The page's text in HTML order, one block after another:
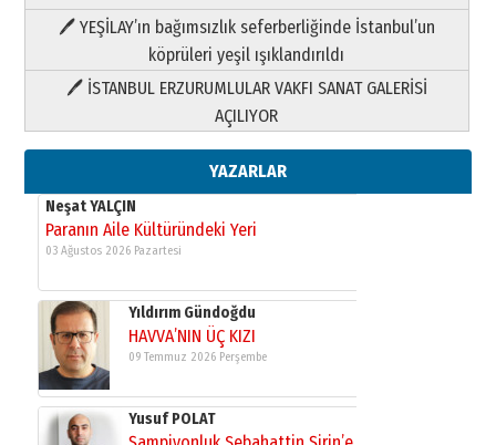
🖊 YEŞİLAY’ın bağımsızlık seferberliğinde İstanbul’un
köprüleri yeşil ışıklandırıldı
🖊 İSTANBUL ERZURUMLULAR VAKFI SANAT GALERİSİ
AÇILIYOR
YAZARLAR
Yusuf POLAT
Şampiyonluk Sebahattin Şirin’e
yazar
11 Mayıs 2026 Pazartesi
Paranın Aile Kültüründeki Yeri
03 Ağustos 2026 Pazartesi
HAVVA’NIN ÜÇ KIZI
09 Temmuz 2026 Perşembe
Şampiyonluk Sebahattin Şirin’e
yazar
11 Mayıs 2026 Pazartesi